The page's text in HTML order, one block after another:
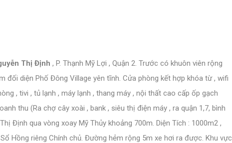
Thị Định , P. Thạnh Mỹ Lợi , Quận 2. Trước có khuôn viên rộng
đối diện Phố Đông Village yên tĩnh. Cửa phòng kết hợp khóa từ , wifi
, tivi , tủ lạnh , máy lạnh , thang máy , nội thất cao cấp ốp gạch
thu (Ra chợ cây xoài , bank , siêu thị điện máy , ra quận 1,7, bình
Định qua vòng xoay Mỹ Thủy khoảng 700m. Diện Tích : 1000m2 ,
Hồng riêng Chính chủ. Đường hẻm rộng 5m xe hơi ra được. Khu vực